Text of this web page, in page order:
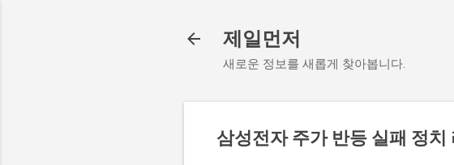
제일먼저
새로운 정보를 새롭게 찾아봅니다.
삼성전자 주가 반등 실패 정치